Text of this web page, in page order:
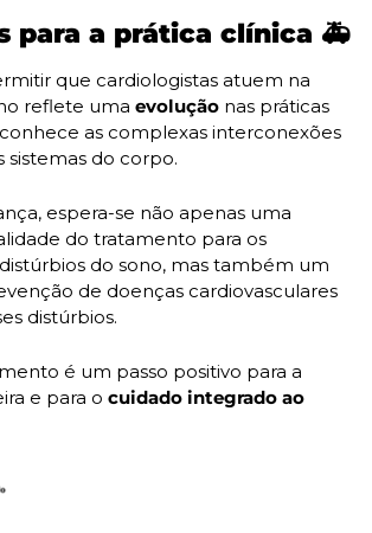
para a prática clínica 🚑
que cardiologistas atuem na
reflete uma evolução nas práticas
as complexas interconexões
do corpo.
espera-se não apenas uma
do tratamento para os
do sono, mas também um
de doenças cardiovasculares
distúrbios.
é um passo positivo para a
e para o cuidado integrado ao